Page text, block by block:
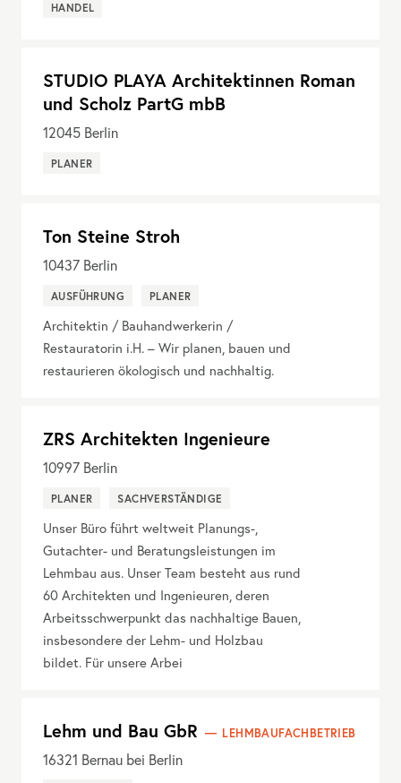
HANDEL
STUDIO PLAYA Architektinnen Roman
und Scholz PartG mbB
12045 Berlin
PLANER
Ton Steine Stroh
10437 Berlin
AUSFÜHRUNG PLANER
Architektin / Bauhandwerkerin /
Restauratorin i.H. – Wir planen, bauen und
restaurieren ökologisch und nachhaltig.
ZRS Architekten Ingenieure
10997 Berlin
PLANER SACHVERSTÄNDIGE
Unser Büro führt weltweit Planungs-,
Gutachter- und Beratungsleistungen im
Lehmbau aus. Unser Team besteht aus rund
60 Architekten und Ingenieuren, deren
Arbeitsschwerpunkt das nachhaltige Bauen,
insbesondere der Lehm- und Holzbau
bildet. Für unsere Arbei
Lehm und Bau GbR LEHMBAUFACHBETRIEB
16321 Bernau bei Berlin